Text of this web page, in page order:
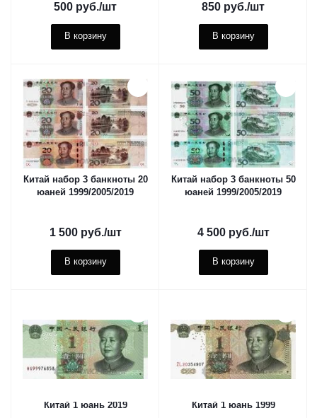
500 руб./шт
В корзину
850 руб./шт
В корзину
Китай набор 3 банкноты 20
юаней 1999/2005/2019
1 500руб./шт
В корзину
Китай набор 3 банкноты 50
юаней 1999/2005/2019
4 500руб./шт
В корзину
Китай 1 юань 2019 Китай 1 юань 1999